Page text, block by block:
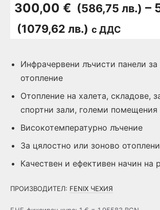
300,00 € (586,75 лв.) –
(1079,62 лв.) Price
300,00 €
лв.)
through
552,00 €
(1079,62
лв.)
с ДДС
Инфрачервени лъчисти панели
отопление
Отопление на халета, складове,
спортни зали, големи помещения
Високотемпературно лъчение
За цялостно или зоново
Качествен и ефективен начин на
ПРОИЗВОДИТЕЛ: FENIX ЧЕХИЯ